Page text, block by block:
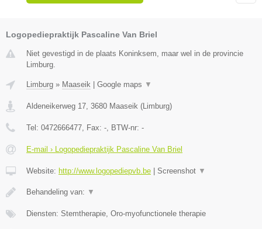
Logopediepraktijk Pascaline Van Briel
Niet gevestigd in de plaats Koninksem, maar wel in de provincie
Limburg.
Limburg » Maaseik | Google maps ▼
Aldeneikerweg 17 3680 Maaseik (Limburg)
Tel: 0472666477 , Fax: - , BTW-nr: -
E-mail › Logopediepraktijk Pascaline Van Briel
Website: http://www.logopediepvb.be | Screenshot ▼
Behandeling van: ▼
Diensten: Stemtherapie, Oro-myofunctionele therapie